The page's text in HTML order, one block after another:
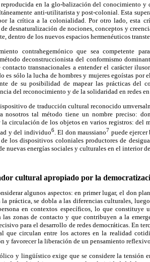
en la glo-balización del conocimiento y
anti-utilitarista y post-colonial. Esta
la crítica a la colonialidad. Por otro lado, esta
desnaturalización de nociones, conceptos y
dentro de los nuevos espacios hermenéuticos
contrahegemónico que sea competente
deconstruccionista del conformismo
contacto transnacionales a entender el carácter
es sólo la lucha de hombres y mujeres egoístas por
de su posibilidad de mapear las prácticas del
del reconocimiento y de la solidaridad en redes en
de traducción cultural reconocido
nosotros tal método tiene un nombre preciso:
la circulación de los objetos en varios registros: del
y del individuo6. El don maussiano7 puede ejercer
los dispositivos coloniales productores de
nuevas energías sociales y culturales en el interior
cultural apropiado por la
algunos aspectos: en primer lugar, el don
práctica, se dobla a las diferencias culturales,
en contextos específicos, lo que constituye
las zonas de contacto y que contribuyen a la
para el desarrollo de redes democráticas. En
circulan entre los actores en la realidad
y favorecer la liberación de un pensamiento
y lingüístico exige que se considere la tensión